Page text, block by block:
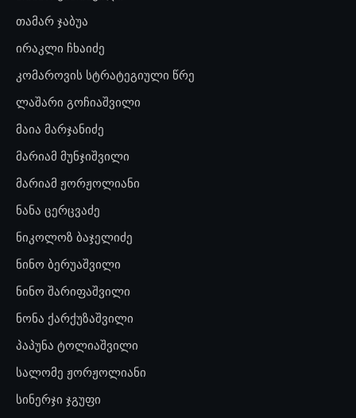
თამარ ჯაბუა
ირაკლი ჩხაიძე
კომაროვის სტრატეგიული წრე
ლაშარი გოჩიაშვილი
მაია მარჯანიძე
მარიამ მუნჯიშვილი
მარიამ ჟორჟოლიანი
ნანა ცერცვაძე
ნიკოლოზ ბაჯელიძე
ნინო ბერუაშვილი
ნინო შარიფაშვილი
ნონა ქარქუზაშვილი
პაპუნა ტოლიაშვილი
სალომე ჟორჟოლიანი
სინერჯი ჯგუფი